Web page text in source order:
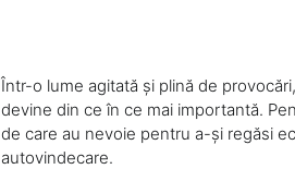
Într-o lume agitată și plină de
devine din ce în ce mai importantă.
de care au nevoie pentru a-și regăsi
autovindecare.